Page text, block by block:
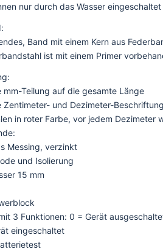
nur durch das Wasser
Band mit einem Kern aus
ist mit einem Primer
mm-Teilung auf die gesamte Länge
Zentimeter- und Dezimeter-Beschriftung
in roter Farbe, vor jedem Dezimeter
Messing, verzinkt
und Isolierung
15 mm
3 Funktionen: 0 = Gerät
eingeschaltet